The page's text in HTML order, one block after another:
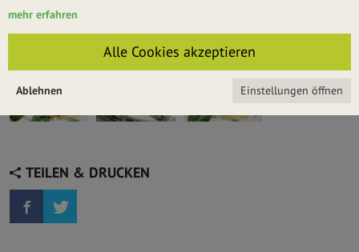
TEILEN & DRUCKEN
mehr erfahren
Alle Cookies akzeptieren
Einstellungen öffnen
Ablehnen